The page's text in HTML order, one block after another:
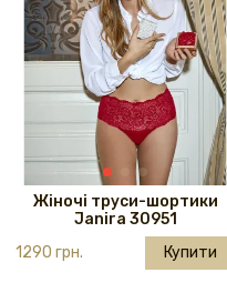
Жіночі труси-шортики
Janira 30951
1290 грн.
Купити